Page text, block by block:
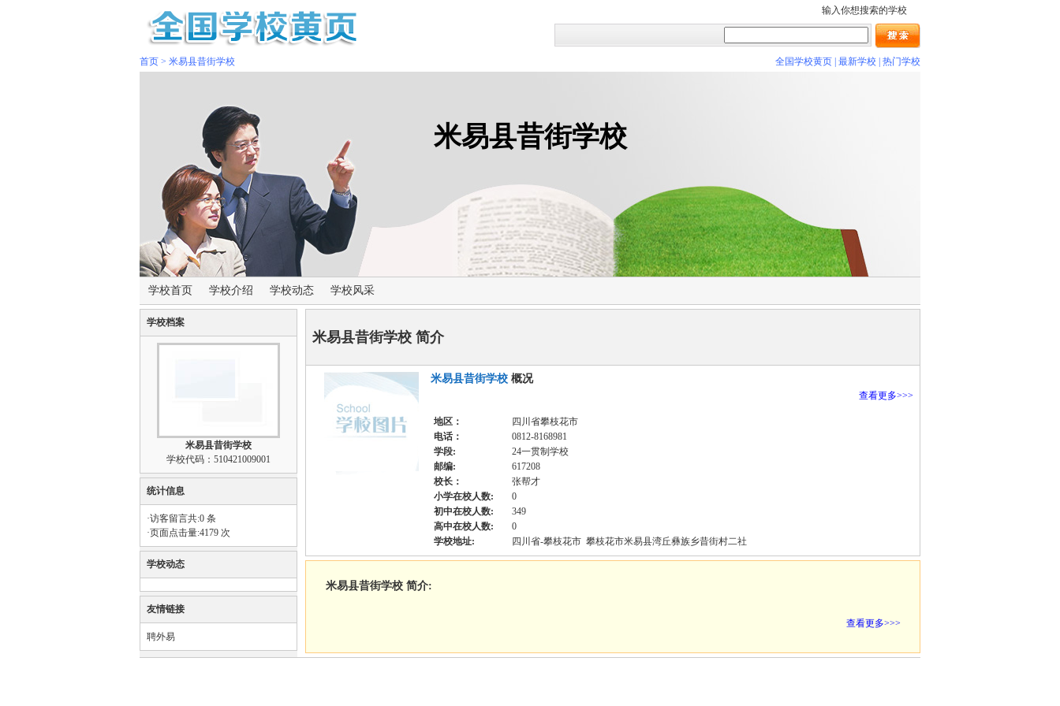
输入你想搜索的学校
首页 > 米易县昔街学校 全国学校黄页 最新学校 热门学校
米易县昔街学校
学校首页 学校介绍 学校动态 学校风采
学校档案
米易县昔街学校
学校代码：510421009001
统计信息
·访客留言共:0 条
·页面点击量:4179 次
学校动态
友情链接
聘外易
米易县昔街学校 简介
米易县昔街学校 概况
查看更多>>>
地区：
四川省攀枝花市
电话：
0812-8168981
学段:
24一贯制学校
邮编:
617208
校长：
张帮才
小学在校人数:
0
初中在校人数:
349
高中在校人数:
0
学校地址:
四川省-攀枝花市 攀枝花市米易县湾丘彝族乡昔街村二社
米易县昔街学校 简介:
查看更多>>>